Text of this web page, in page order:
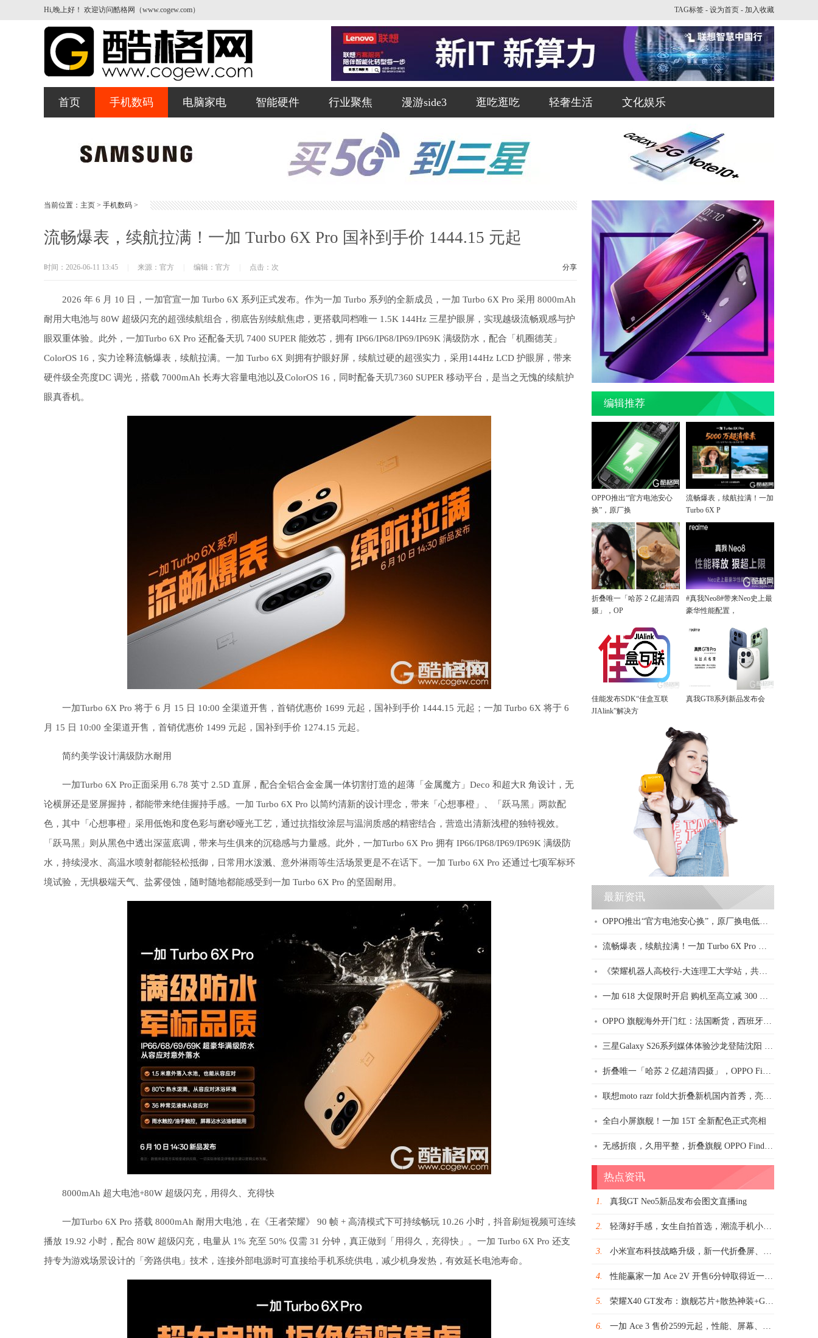
TAG标签 - 设为首页 - 加入收藏
Hi,晚上好！ 欢迎访问酷格网（www.cogew.com）
首页 手机数码 电脑家电 智能硬件 行业聚焦 漫游side3 逛吃逛吃 轻奢生活 文化娱乐
当前位置： 主页 > 手机数码 >
流畅爆表，续航拉满！一加 Turbo 6X Pro 国补到手价 1444.15 元起
时间：2026-06-11 13:45 来源：官方 编辑：官方 点击： 次 分享
2026 年 6 月 10 日，一加官宣一加 Turbo 6X 系列正式发布。作为一加 Turbo 系列的全新成员，一加 Turbo 6X Pro 采用 8000mAh
耐用大电池与 80W 超级闪充的超强续航组合，彻底告别续航焦虑，更搭载同档唯一 1.5K 144Hz 三星护眼屏，实现越级流畅观感与护
眼双重体验。此外，一加Turbo 6X Pro 还配备天玑 7400 SUPER 能效芯，拥有 IP66/IP68/IP69/IP69K 满级防水，配合「机圈德芙」
ColorOS 16，实力诠释流畅爆表，续航拉满。一加 Turbo 6X 则拥有护眼好屏，续航过硬的超强实力，采用144Hz LCD 护眼屏，带来
硬件级全亮度DC 调光，搭载 7000mAh 长寿大容量电池以及ColorOS 16，同时配备天玑7360 SUPER 移动平台，是当之无愧的续航护
眼真香机。
一加Turbo 6X Pro 将于 6 月 15 日 10:00 全渠道开售，首销优惠价 1699 元起，国补到手价 1444.15 元起；一加 Turbo 6X 将于 6
月 15 日 10:00 全渠道开售，首销优惠价 1499 元起，国补到手价 1274.15 元起。
简约美学设计满级防水耐用
一加Turbo 6X Pro正面采用 6.78 英寸 2.5D 直屏，配合全铝合金金属一体切割打造的超薄「金属魔方」Deco 和超大R 角设计，无
论横屏还是竖屏握持，都能带来绝佳握持手感。一加 Turbo 6X Pro 以简约清新的设计理念，带来「心想事橙」、「跃马黑」两款配
色，其中「心想事橙」采用低饱和度色彩与磨砂哑光工艺，通过抗指纹涂层与温润质感的精密结合，营造出清新浅橙的独特视效。
「跃马黑」则从黑色中透出深蓝底调，带来与生俱来的沉稳感与力量感。此外，一加Turbo 6X Pro 拥有 IP66/IP68/IP69/IP69K 满级防
水，持续浸水、高温水喷射都能轻松抵御，日常用水泼溅、意外淋雨等生活场景更是不在话下。一加 Turbo 6X Pro 还通过七项军标环
境试验，无惧极端天气、盐雾侵蚀，随时随地都能感受到一加 Turbo 6X Pro 的坚固耐用。
8000mAh 超大电池+80W 超级闪充，用得久、充得快
一加Turbo 6X Pro 搭载 8000mAh 耐用大电池，在《王者荣耀》 90 帧 + 高清模式下可持续畅玩 10.26 小时，抖音刷短视频可连续
播放 19.92 小时，配合 80W 超级闪充，电量从 1% 充至 50% 仅需 31 分钟，真正做到「用得久，充得快」。一加 Turbo 6X Pro 还支
持专为游戏场景设计的「旁路供电」技术，连接外部电源时可直接给手机系统供电，减少机身发热，有效延长电池寿命。
编辑推荐
OPPO推出“官方电池安心
换”，原厂换
流畅爆表，续航拉满！一加
Turbo 6X P
折叠唯一「哈苏 2 亿超清四
摄」，OP
#真我Neo8#带来Neo史上最
豪华性能配置，
佳能发布SDK“佳盒互联
JIAlink”解决方
真我GT8系列新品发布会
最新资讯
OPPO推出“官方电池安心换”，原厂换电低至29元
流畅爆表，续航拉满！一加 Turbo 6X Pro 国补到手价 1444.15 元起
《荣耀机器人高校行-大连理工大学站，共赴科技盛宴！》
一加 618 大促限时开启 购机至高立减 300 元 学生享专属福利
OPPO 旗舰海外开门红：法国断货，西班牙预订超3倍，意大利官网挤崩
三星Galaxy S26系列媒体体验沙龙登陆沈阳 探秘物理级防窥黑科技
折叠唯一「哈苏 2 亿超清四摄」，OPPO Find N6 引领折叠旗舰体验跃迁
联想moto razr fold大折叠新机国内首秀，亮相F1中国大奖赛现场
全白小屏旗舰！一加 15T 全新配色正式亮相
无感折痕，久用平整，折叠旗舰 OPPO Find N6 官宣3月17日发布
热点资讯
1. 真我GT Neo5新品发布会图文直播ing
2. 轻薄好手感，女生自拍首选，潮流手机小米Civi 2 2399元起
3. 小米宣布科技战略升级，新一代折叠屏、仿生机器人、端侧大模型等重磅亮相
4. 性能赢家一加 Ace 2V 开售6分钟取得近一年2K-3K价位机型首销日销量亚军
5. 荣耀X40 GT发布：旗舰芯片+散热神装+GT调优打造战神性能
6. 一加 Ace 3 售价2599元起，性能、屏幕、续航、质感全面领先同档